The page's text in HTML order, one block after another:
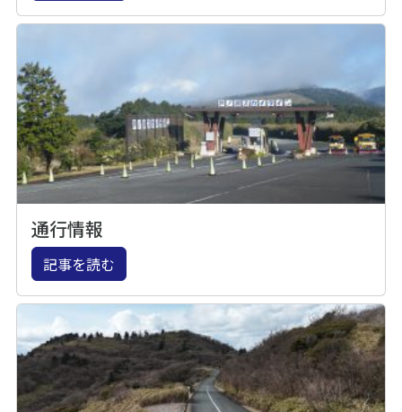
通行情報
記事を読む